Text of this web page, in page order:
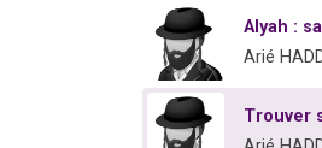
Alyah :
Arié
Trouver